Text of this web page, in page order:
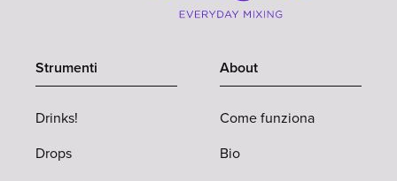
Strumenti
Drinks!
Drops
About
Come funziona
Bio